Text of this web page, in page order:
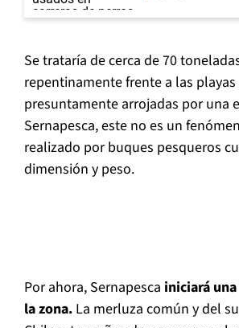
Se trataría de cerca de 70
repentinamente frente a las
presuntamente arrojadas por una
Sernapesca, este no es un
realizado por buques pesqueros
dimensión y peso.
Por ahora, Sernapesca iniciará
la zona. La merluza común y del